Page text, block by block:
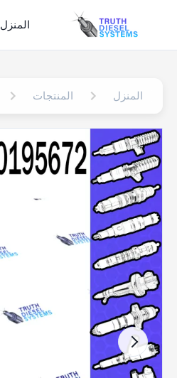
المنزل
المنزل المنتجات